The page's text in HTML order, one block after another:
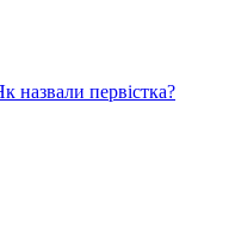
назвали первістка?